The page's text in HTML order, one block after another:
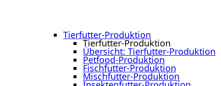
Tierfutter-Produktion
Tierfutter-Produktion
Übersicht: Tierfutter-Produktion
Petfood-Produktion
Fischfutter-Produktion
Mischfutter-Produktion